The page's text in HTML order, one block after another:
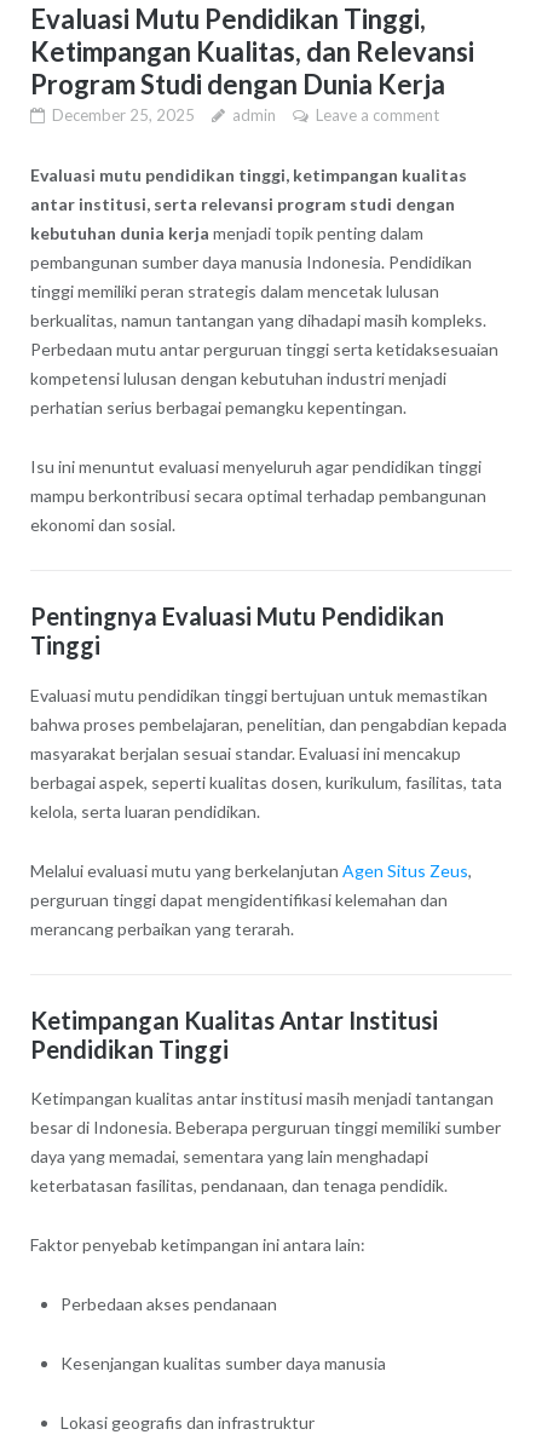
Evaluasi Mutu Pendidikan Tinggi,
Ketimpangan Kualitas, dan Relevansi
Program Studi dengan Dunia Kerja
December 25, 2025 admin Leave a comment
Evaluasi mutu pendidikan tinggi, ketimpangan kualitas
antar institusi, serta relevansi program studi dengan
kebutuhan dunia kerja menjadi topik penting dalam
pembangunan sumber daya manusia Indonesia. Pendidikan
tinggi memiliki peran strategis dalam mencetak lulusan
berkualitas, namun tantangan yang dihadapi masih kompleks.
Perbedaan mutu antar perguruan tinggi serta ketidaksesuaian
kompetensi lulusan dengan kebutuhan industri menjadi
perhatian serius berbagai pemangku kepentingan.
Isu ini menuntut evaluasi menyeluruh agar pendidikan tinggi
mampu berkontribusi secara optimal terhadap pembangunan
ekonomi dan sosial.
Pentingnya Evaluasi Mutu Pendidikan
Tinggi
Evaluasi mutu pendidikan tinggi bertujuan untuk memastikan
bahwa proses pembelajaran, penelitian, dan pengabdian kepada
masyarakat berjalan sesuai standar. Evaluasi ini mencakup
berbagai aspek, seperti kualitas dosen, kurikulum, fasilitas, tata
kelola, serta luaran pendidikan.
Melalui evaluasi mutu yang berkelanjutan Agen Situs Zeus,
perguruan tinggi dapat mengidentifikasi kelemahan dan
merancang perbaikan yang terarah.
Ketimpangan Kualitas Antar Institusi
Pendidikan Tinggi
Ketimpangan kualitas antar institusi masih menjadi tantangan
besar di Indonesia. Beberapa perguruan tinggi memiliki sumber
daya yang memadai, sementara yang lain menghadapi
keterbatasan fasilitas, pendanaan, dan tenaga pendidik.
Faktor penyebab ketimpangan ini antara lain:
Perbedaan akses pendanaan
Kesenjangan kualitas sumber daya manusia
Lokasi geografis dan infrastruktur